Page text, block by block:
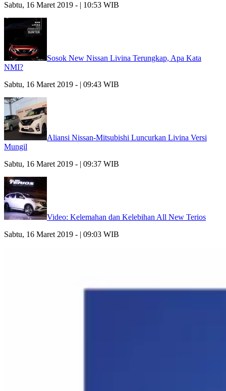
Sabtu, 16 Maret 2019 - | 10:53 WIB
Sosok New Nissan Livina Terungkap, Apa Kata
NMI?
Sabtu, 16 Maret 2019 - | 09:43 WIB
Aliansi Nissan-Mitsubishi Luncurkan Livina Versi
Mungil
Sabtu, 16 Maret 2019 - | 09:37 WIB
Video: Kelemahan dan Kelebihan All New Terios
Sabtu, 16 Maret 2019 - | 09:03 WIB